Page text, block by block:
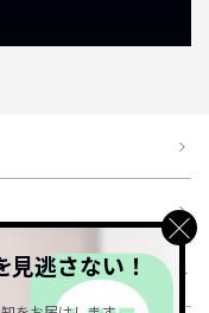
見逃さない！